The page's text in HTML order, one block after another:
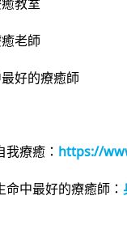
老師
好的療癒師
療癒： https://
中最好的療癒師：